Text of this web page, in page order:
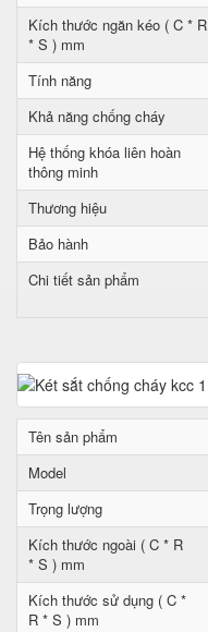
Kích thước ngăn kéo ( C * R
* S ) mm
Tính năng
Khả năng chống cháy
Hệ thống khóa liên hoàn
thông minh
Thương hiệu
Bảo hành
Chi tiết sản phẩm
Tên sản phẩm
Model
Trọng lượng
Kích thước ngoài ( C * R
* S ) mm
Kích thước sử dụng ( C *
R * S ) mm